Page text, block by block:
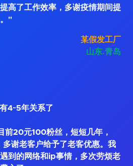
高了工作效率，多谢疫情期间提
"
某假发工厂
山东.青岛
4~5年关系了
前20元100粉丝，短短几年，
谢老客户给予了老客优惠。我
到的网络和ip事情，多次劳烦老